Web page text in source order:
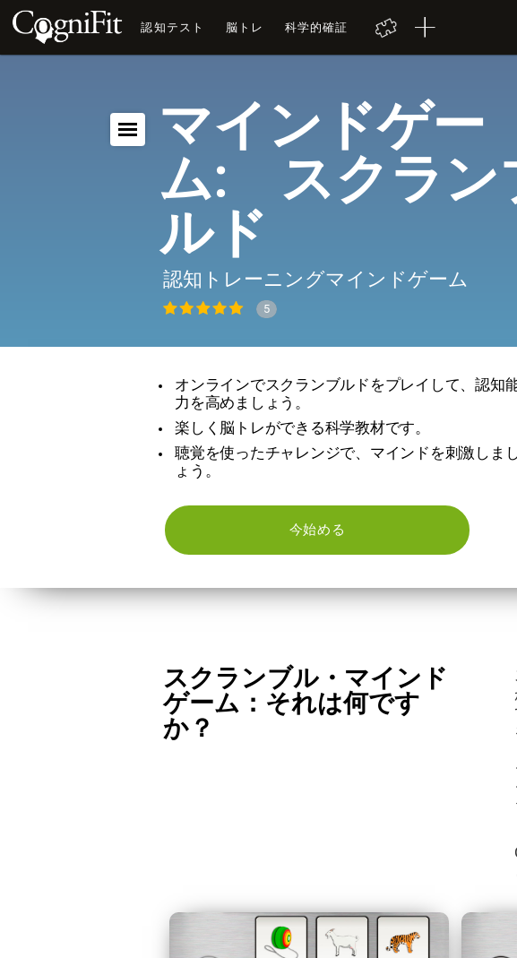
認知テスト 脳トレ 科学的確証
マインドゲー
ム: スクラン
ルド
認知トレーニングマインドゲーム
5
オンラインでスクランブルドをプレイして、認知
力を高めましょう。
楽しく脳トレができる科学教材です。
聴覚を使ったチャレンジで、マインドを刺激しま
ょう。
今始める
スクランブル・マインド
ゲーム：それは何です
か？